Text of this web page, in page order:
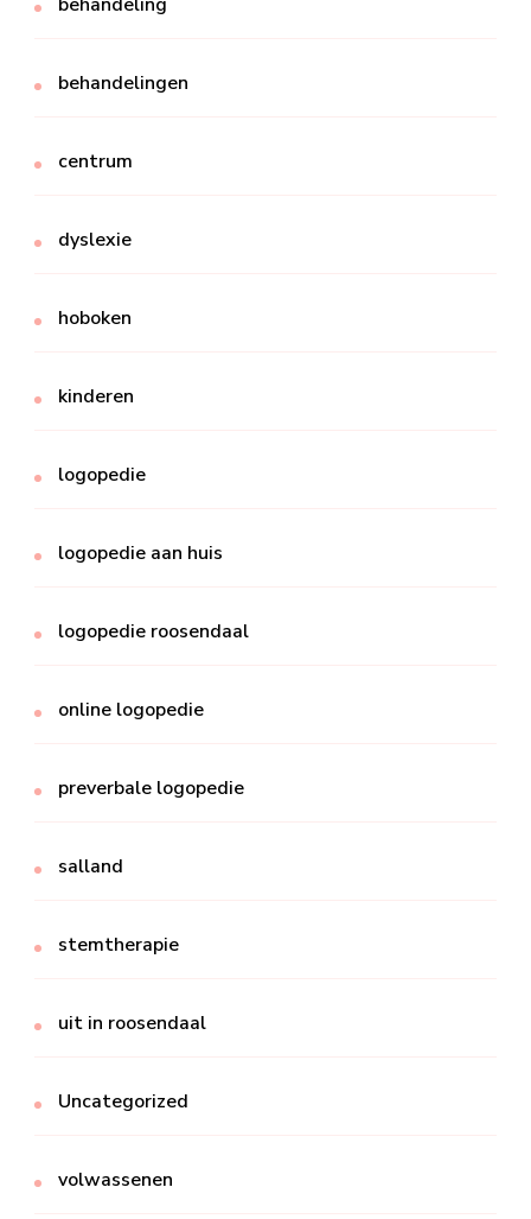
behandelingen
centrum
dyslexie
hoboken
kinderen
logopedie
logopedie aan huis
logopedie roosendaal
online logopedie
preverbale logopedie
salland
stemtherapie
uit in roosendaal
Uncategorized
volwassenen